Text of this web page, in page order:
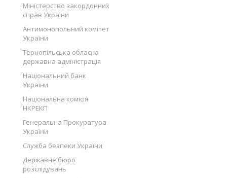
Міністерство закордонних
справ України
Антимонопольний комітет
України
Тернопільська обласна
державна адміністрація
Національний банк
України
Національна комісія
НКРЕКП
Генеральна Прокуратура
України
Служба безпеки України
Державне бюро
розслідувань